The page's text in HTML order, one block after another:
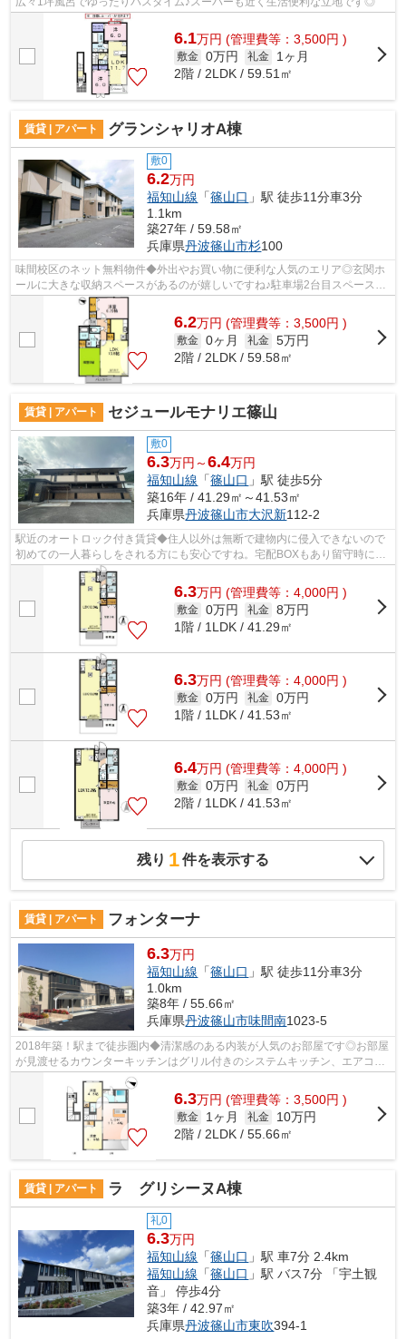
6.1万円 (管理費等：3,500円 )
敷金 0万円 礼金
1ヶ月
2階 / 2LDK / 59.51㎡
賃貸 | アパート グランシャリオA棟
敷0
6.2万円
福知山線 「篠山口 」駅 徒歩11分車3分
1.1km
築27年 / 59.58㎡
兵庫県丹波篠山市杉100
味間校区のネット無料物件◆外出やお買い物に便利な人気のエリア◎玄関ホ
ールに大きな収納スペースがあるのが嬉しいですね♪駐車場2台目スペース近
隣にあります◎
6.2万円 (管理費等：3,500円 )
敷金 0ヶ月 礼金 5万円
2階 / 2LDK / 59.58㎡
賃貸 | アパート セジュールモナリエ篠山
敷0
6.3万円～6.4万円
福知山線 「篠山口 」駅 徒歩5分
築16年 / 41.29㎡～41.53㎡
兵庫県丹波篠山市大沢新112-2
駅近のオートロック付き賃貸◆住人以外は無断で建物内に侵入できないので
初めての一人暮らしをされる方にも安心ですね。宅配BOXもあり留守時にも
6.3万円 (管理費等：4,000円 )
敷金 0万円 礼金 8万円
1階 / 1LDK / 41.29㎡
6.3万円 (管理費等：4,000円 )
敷金 0万円 礼金 0万円
1階 / 1LDK / 41.53㎡
6.4万円 (管理費等：4,000円 )
敷金 0万円 礼金 0万円
2階 / 1LDK / 41.53㎡
残り 1件を表示する
賃貸 | アパート フォンターナ
6.3万円
福知山線 「篠山口 」駅 徒歩11分車3分
1.0km
築8年 / 55.66㎡
兵庫県丹波篠山市味間南1023-5
2018年築！駅まで徒歩圏内◆清潔感のある内装が人気のお部屋です◎お部屋
が見渡せるカウンターキッチンはグリル付きのシステムキッチン、エアコ
ン、照明、追い焚きなど充実設備◎インター...
6.3万円 (管理費等：3,500円 )
敷金 1ヶ月 礼金
10万円
2階 / 2LDK / 55.66㎡
賃貸 | アパート ラ グリシーヌA棟
礼0
6.3万円
福知山線 「篠山口 」駅 車7分 2.4km
福知山線 「篠山口 」駅 バス7分 「宇土観
音」 停歩4分
築3年 / 42.97㎡
兵庫県丹波篠山市東吹394-1